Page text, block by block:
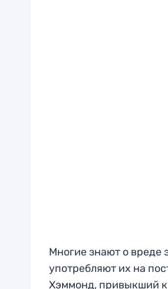
Многие знают о вреде
употребляют их на
Хэммонд, привыкший к